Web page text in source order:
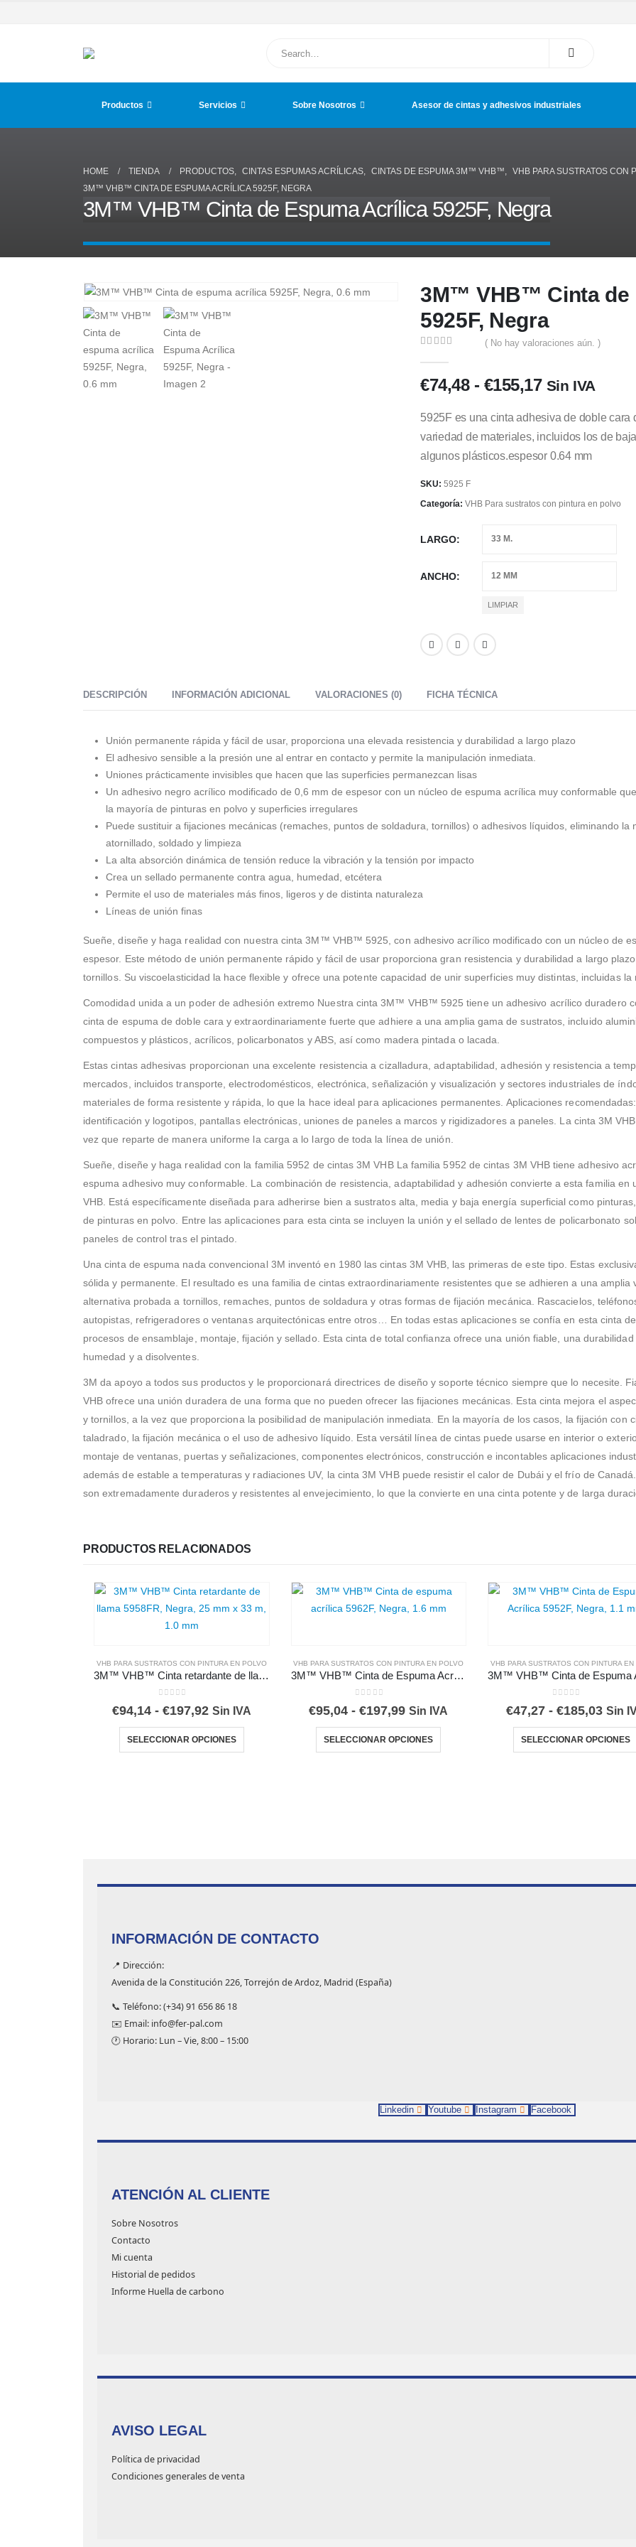
Productos Servicios Sobre Nosotros Asesor de cintas y adhesivos industriales
HOME TIENDA PRODUCTOS, CINTAS ESPUMAS ACRÍLICAS, CINTAS DE ESPUMA 3M™ VHB™, VHB PARA SUSTRATOS CON
3M™ VHB™ CINTA DE ESPUMA ACRÍLICA 5925F, NEGRA
3M™ VHB™ Cinta de Espuma Acrílica 5925F, Negra
3M™ VHB™ Cinta de
5925F, Negra
( No hay valoraciones aún. )
€74,48 - €155,17Rango
precios:
desde
€74,48
Sin IVA
5925F es una cinta adhesiva de doble
variedad de materiales, incluidos los de
algunos plásticos.espesor 0.64 mm
SKU: 5925 F
Categoría: VHB Para sustratos con pintura en polvo
LARGO
ANCHO
LIMPIAR
DESCRIPCIÓN INFORMACIÓN ADICIONAL VALORACIONES (0) FICHA TÉCNICA
Unión permanente rápida y fácil de usar, proporciona una elevada resistencia y durabilidad a largo plazo
El adhesivo sensible a la presión une al entrar en contacto y permite la manipulación inmediata.
Uniones prácticamente invisibles que hacen que las superficies permanezcan lisas
Un adhesivo negro acrílico modificado de 0,6 mm de espesor con un núcleo de espuma acrílica muy conformable
la mayoría de pinturas en polvo y superficies irregulares
Puede sustituir a fijaciones mecánicas (remaches, puntos de soldadura, tornillos) o adhesivos líquidos, eliminando la
atornillado, soldado y limpieza
La alta absorción dinámica de tensión reduce la vibración y la tensión por impacto
Crea un sellado permanente contra agua, humedad, etcétera
Permite el uso de materiales más finos, ligeros y de distinta naturaleza
Líneas de unión finas
Sueñe, diseñe y haga realidad con nuestra cinta 3M™ VHB™ 5925, con adhesivo acrílico modificado con un núcleo de
espesor. Este método de unión permanente rápido y fácil de usar proporciona gran resistencia y durabilidad a largo
tornillos. Su viscoelasticidad la hace flexible y ofrece una potente capacidad de unir superficies muy distintas, incluidas la
Comodidad unida a un poder de adhesión extremo Nuestra cinta 3M™ VHB™ 5925 tiene un adhesivo acrílico duradero
cinta de espuma de doble cara y extraordinariamente fuerte que adhiere a una amplia gama de sustratos, incluido
compuestos y plásticos, acrílicos, policarbonatos y ABS, así como madera pintada o lacada.
Estas cintas adhesivas proporcionan una excelente resistencia a cizalladura, adaptabilidad, adhesión y resistencia a
mercados, incluidos transporte, electrodomésticos, electrónica, señalización y visualización y sectores industriales de
materiales de forma resistente y rápida, lo que la hace ideal para aplicaciones permanentes. Aplicaciones
identificación y logotipos, pantallas electrónicas, uniones de paneles a marcos y rigidizadores a paneles. La cinta 3M
vez que reparte de manera uniforme la carga a lo largo de toda la línea de unión.
Sueñe, diseñe y haga realidad con la familia 5952 de cintas 3M VHB La familia 5952 de cintas 3M VHB tiene adhesivo
espuma adhesivo muy conformable. La combinación de resistencia, adaptabilidad y adhesión convierte a esta familia
VHB. Está específicamente diseñada para adherirse bien a sustratos alta, media y baja energía superficial como
de pinturas en polvo. Entre las aplicaciones para esta cinta se incluyen la unión y el sellado de lentes de policarbonato
paneles de control tras el pintado.
Una cinta de espuma nada convencional 3M inventó en 1980 las cintas 3M VHB, las primeras de este tipo. Estas
sólida y permanente. El resultado es una familia de cintas extraordinariamente resistentes que se adhieren a una
alternativa probada a tornillos, remaches, puntos de soldadura y otras formas de fijación mecánica. Rascacielos,
autopistas, refrigeradores o ventanas arquitectónicas entre otros… En todas estas aplicaciones se confía en esta cinta
procesos de ensamblaje, montaje, fijación y sellado. Esta cinta de total confianza ofrece una unión fiable, una
humedad y a disolventes.
3M da apoyo a todos sus productos y le proporcionará directrices de diseño y soporte técnico siempre que lo necesite.
VHB ofrece una unión duradera de una forma que no pueden ofrecer las fijaciones mecánicas. Esta cinta mejora el
y tornillos, a la vez que proporciona la posibilidad de manipulación inmediata. En la mayoría de los casos, la fijación con
taladrado, la fijación mecánica o el uso de adhesivo líquido. Esta versátil línea de cintas puede usarse en interior o
montaje de ventanas, puertas y señalizaciones, componentes electrónicos, construcción e incontables aplicaciones
además de estable a temperaturas y radiaciones UV, la cinta 3M VHB puede resistir el calor de Dubái y el frío de
son extremadamente duraderos y resistentes al envejecimiento, lo que la convierte en una cinta potente y de larga
PRODUCTOS RELACIONADOS
VHB PARA SUSTRATOS CON PINTURA EN POLVO
3M™ VHB™ Cinta retardante de llama 5958FR, Negra
€94,14 - €197,92Rango
precios:
desde
Sin IVA
SELECCIONAR OPCIONES
Este producto tiene múltiples variantes. Las opciones se pueden elegir en la página de producto
VHB PARA SUSTRATOS CON PINTURA EN POLVO
3M™ VHB™ Cinta de Espuma Acrílica 5962F, Negra
€95,04 - €197,99Rango
precios:
desde
Sin IVA
SELECCIONAR OPCIONES
Este producto tiene múltiples variantes. Las opciones se pueden elegir en la página de producto
VHB PARA SUSTRATOS CON PINTURA EN
€47,27 - €185,03 Sin
SELECCIONAR OPCIONES
INFORMACIÓN DE CONTACTO
📍 Dirección:
Avenida de la Constitución 226, Torrejón de Ardoz, Madrid (España)
📞 Teléfono: (+34) 91 656 86 18
✉️ Email: info@fer-pal.com
🕐 Horario: Lun – Vie, 8:00 – 15:00
Linkedin Youtube Instagram Facebook
ATENCIÓN AL CLIENTE
Sobre Nosotros
Contacto
Mi cuenta
Historial de pedidos
Informe Huella de carbono
AVISO LEGAL
Política de privacidad
Condiciones generales de venta